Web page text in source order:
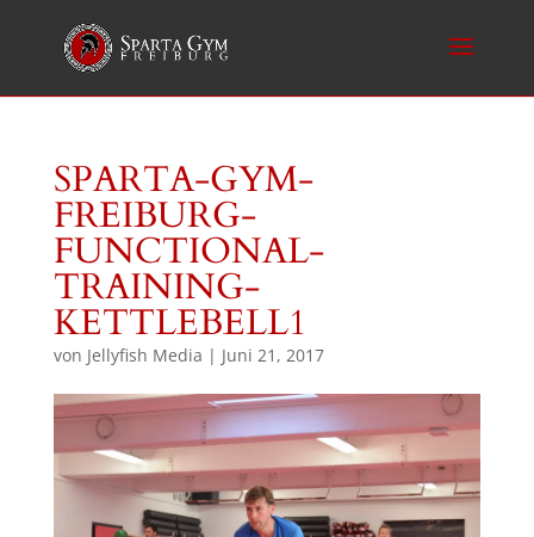
SPARTA-GYM-
FREIBURG-
FUNCTIONAL-
TRAINING-
KETTLEBELL1
von Jellyfish Media | Juni 21, 2017